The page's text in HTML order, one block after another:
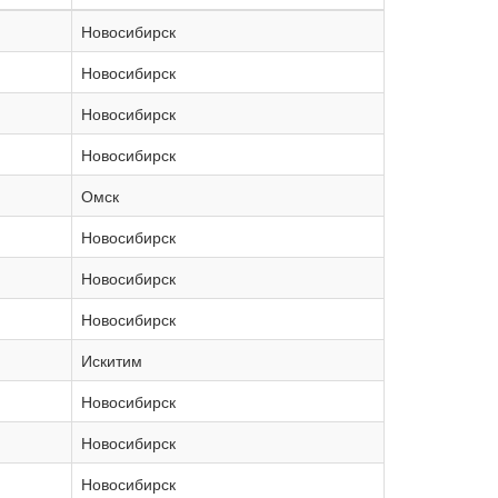
Новосибирск
Новосибирск
Новосибирск
Новосибирск
Омск
Новосибирск
Новосибирск
Новосибирск
Искитим
Новосибирск
Новосибирск
Новосибирск